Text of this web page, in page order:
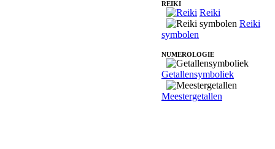
REIKI
Reiki
Reiki
symbolen
NUMEROLOGIE
Getallensymboliek
Meestergetallen